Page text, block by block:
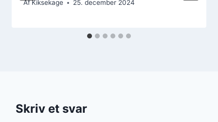
AfKiksekage 25. december 2024
Skriv et svar